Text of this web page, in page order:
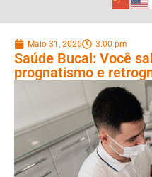
Maio 31, 2026 3:00 pm
Saúde Bucal: Você
prognatismo e